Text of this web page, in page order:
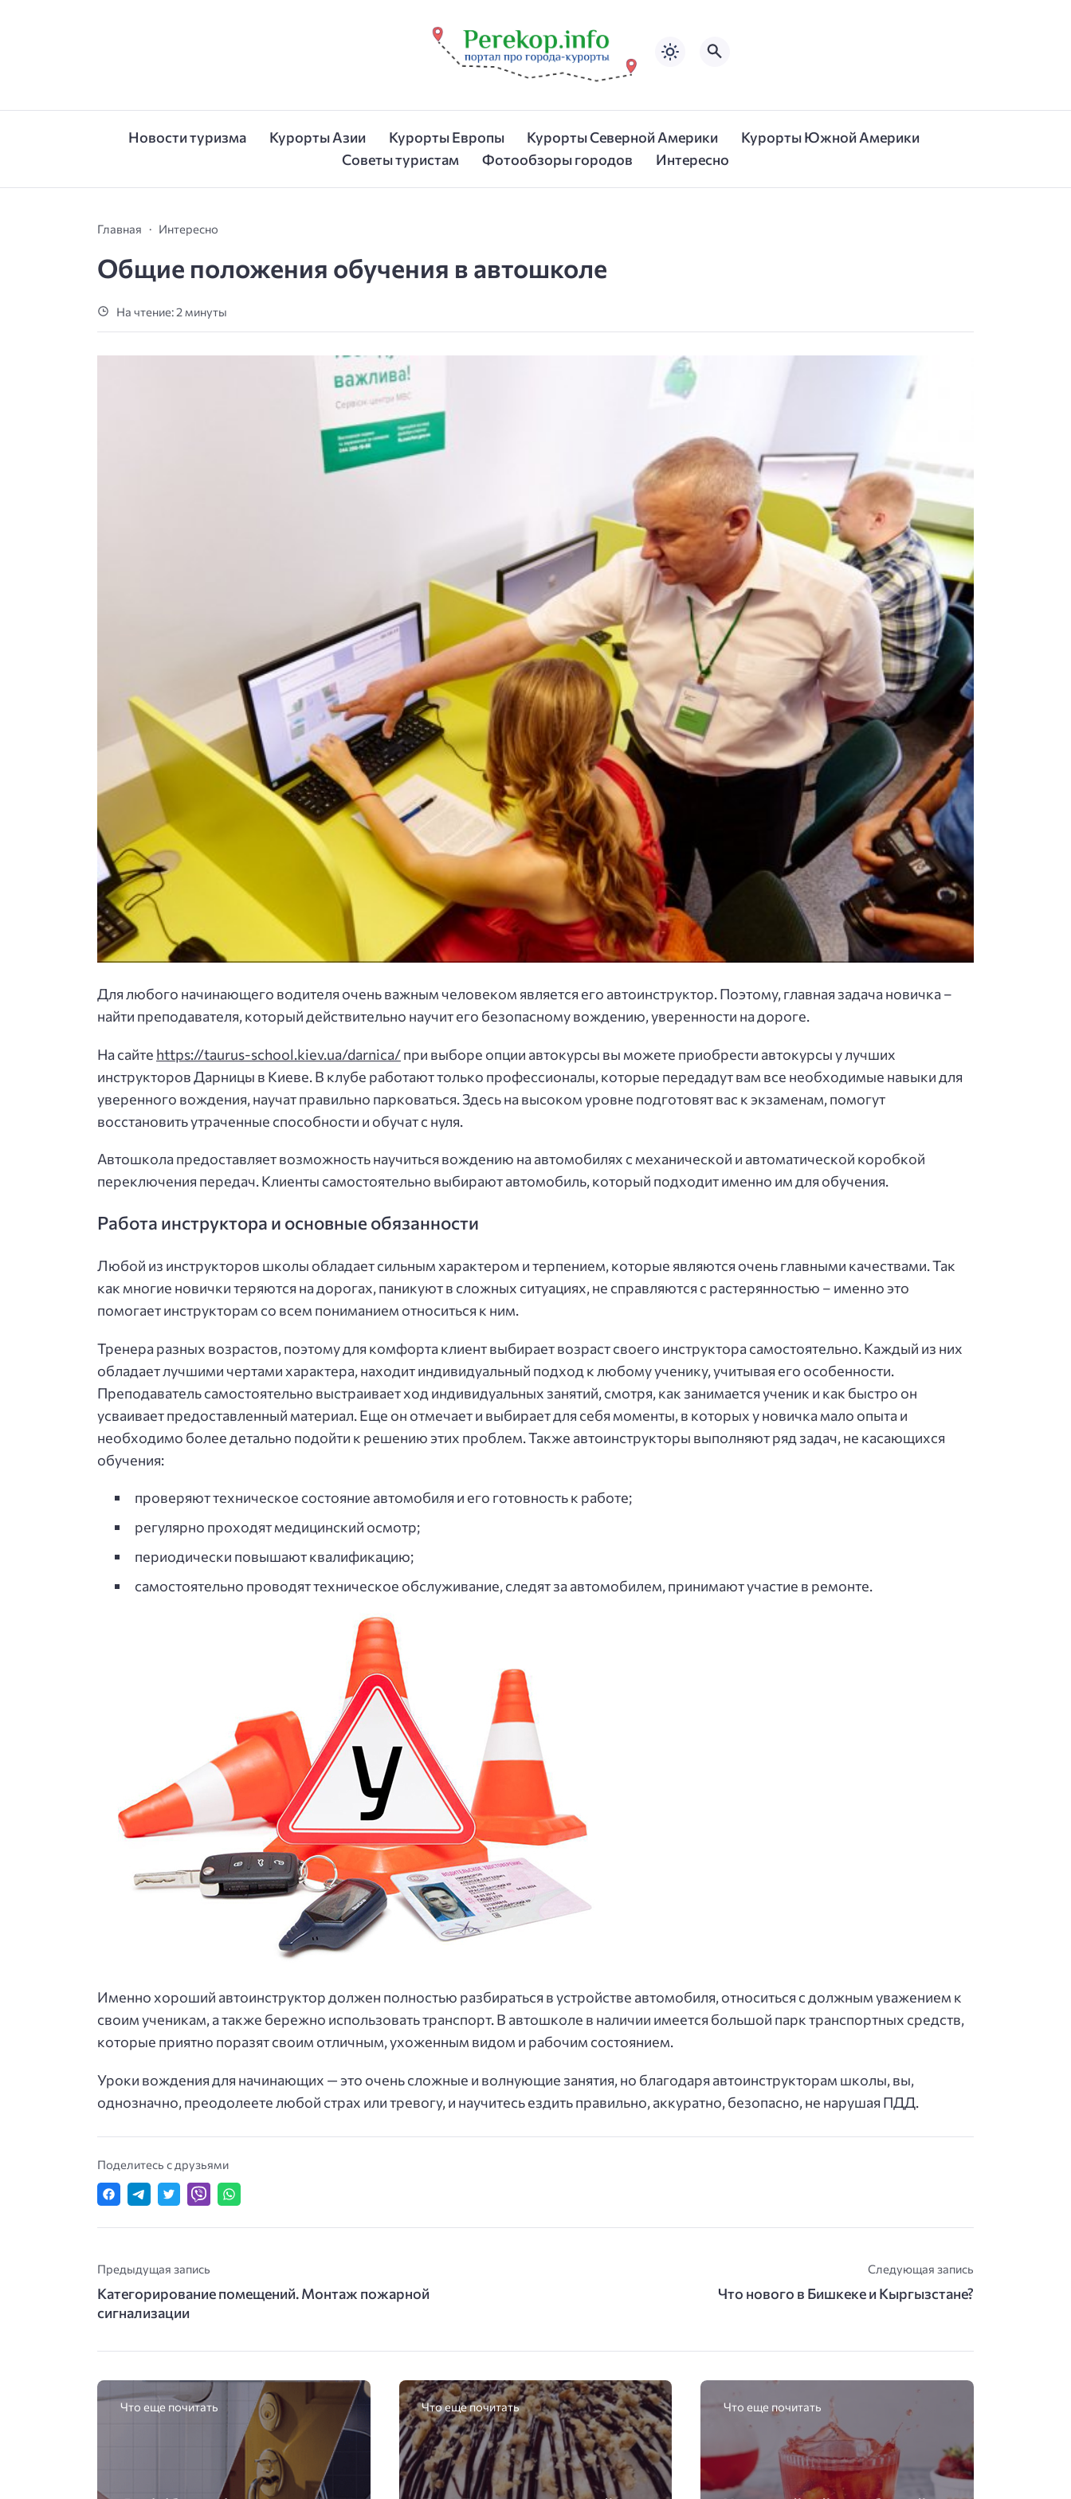
Новости туризма Курорты Азии Курорты Европы Курорты Северной Америки
Курорты Южной Америки
Советы туристам
Фотообзоры городов Интересно
Главная Интересно
Общие положения обучения в автошколе
На чтение: 2 минуты
Для любого начинающего водителя очень важным человеком является его автоинструктор. Поэтому, главная задача новичка –
найти преподавателя, который действительно научит его безопасному вождению, уверенности на дороге.
На сайте https://taurus-school.kiev.ua/darnica/при выборе опции автокурсы вы можете приобрести автокурсы у лучших
инструкторов Дарницы в Киеве. В клубе работают только профессионалы, которые передадут вам все необходимые навыки для
уверенного вождения, научат правильно парковаться. Здесь на высоком уровне подготовят вас к экзаменам, помогут
восстановить утраченные способности и обучат с нуля.
Автошкола предоставляет возможность научиться вождению на автомобилях с механической и автоматической коробкой
переключения передач. Клиенты самостоятельно выбирают автомобиль, который подходит именно им для обучения.
Работа инструктора и основные обязанности
Любой из инструкторов школы обладает сильным характером и терпением, которые являются очень главными качествами. Так
как многие новички теряются на дорогах, паникуют в сложных ситуациях, не справляются с растерянностью – именно это
помогает инструкторам со всем пониманием относиться к ним.
Тренера разных возрастов, поэтому для комфорта клиент выбирает возраст своего инструктора самостоятельно. Каждый из них
обладает лучшими чертами характера, находит индивидуальный подход к любому ученику, учитывая его особенности.
Преподаватель самостоятельно выстраивает ход индивидуальных занятий, смотря, как занимается ученик и как быстро он
усваивает предоставленный материал. Еще он отмечает и выбирает для себя моменты, в которых у новичка мало опыта и
необходимо более детально подойти к решению этих проблем. Также автоинструкторы выполняют ряд задач, не касающихся
обучения:
проверяют техническое состояние автомобиля и его готовность к работе;
регулярно проходят медицинский осмотр;
периодически повышают квалификацию;
самостоятельно проводят техническое обслуживание, следят за автомобилем, принимают участие в ремонте.
Именно хороший автоинструктор должен полностью разбираться в устройстве автомобиля, относиться с должным уважением к
своим ученикам, а также бережно использовать транспорт. В автошколе в наличии имеется большой парк транспортных средств,
которые приятно поразят своим отличным, ухоженным видом и рабочим состоянием.
Уроки вождения для начинающих — это очень сложные и волнующие занятия, но благодаря автоинструкторам школы, вы,
однозначно, преодолеете любой страх или тревогу, и научитесь ездить правильно, аккуратно, безопасно, не нарушая ПДД.
Поделитесь с друзьями
Предыдущая запись
Категорирование помещений. Монтаж пожарной
сигнализации
Следующая запись
Что нового в Бишкеке и Кыргызстане?
Что еще почитать Что еще почитать Что еще почитать